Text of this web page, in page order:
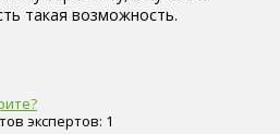
такая возможность.
экспертов: 1